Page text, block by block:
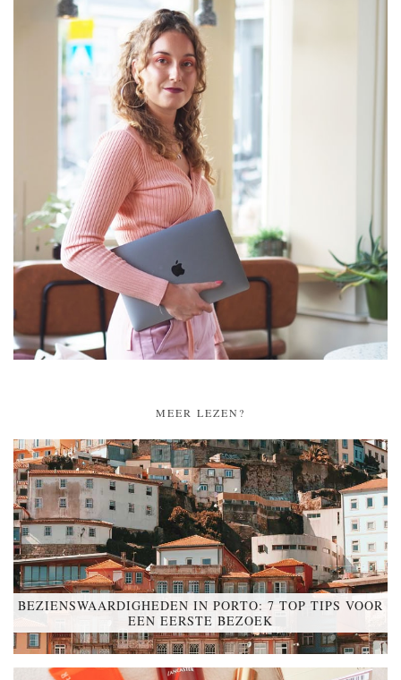
MEER LEZEN?
BEZIENSWAARDIGHEDEN IN PORTO: 7 TOP TIPS VOOR
EEN EERSTE BEZOEK